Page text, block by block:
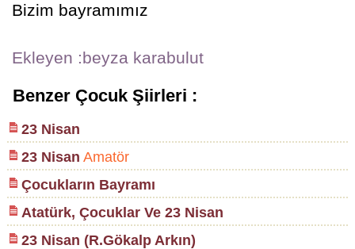
Bizim bayramımız
Ekleyen :beyza karabulut
Benzer Çocuk Şiirleri :
23 Nisan
23 Nisan Amatör
Çocukların Bayramı
Atatürk, Çocuklar Ve 23 Nisan
23 Nisan (R.Gökalp Arkın)